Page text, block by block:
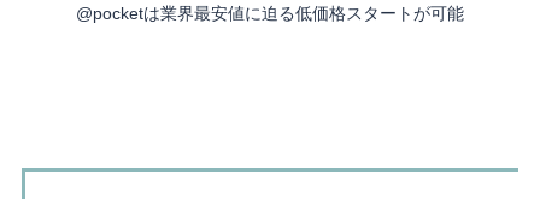
@pocketは業界最安値に迫る低価格スタートが可能